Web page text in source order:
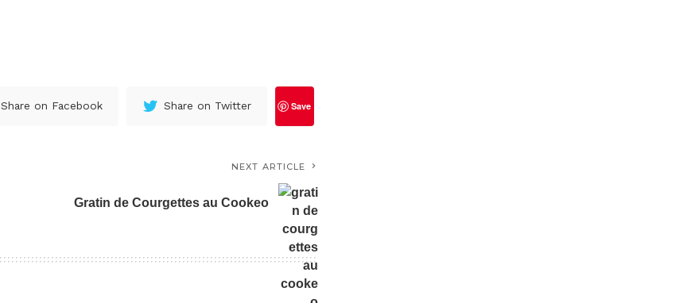
Share on Facebook Share on Twitter Save
NEXT ARTICLE
Gratin de Courgettes au Cookeo